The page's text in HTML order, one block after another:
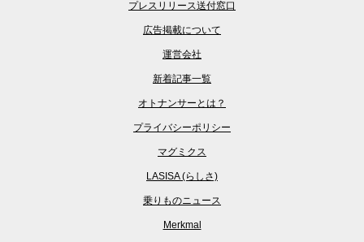
プレスリリース送付窓口
広告掲載について
運営会社
新着記事一覧
オトナンサーとは？
プライバシーポリシー
マグミクス
LASISA (らしさ)
乗りものニュース
Merkmal